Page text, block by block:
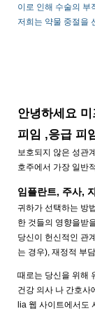
이로 인해 수술의 부
저희는 약물 중절을
안녕하세요
피임 ,응급 피
보호되지 않은 성관
호주에서 가장 일반
임플란트, 주사,
귀하가 선택하는 방
한 것들의 영향을받
당신이 헌신적인 관
는 경우), 재정적 부
때로는 당신을 위해
건강 의사 나 간호사
lia 웹 사이트에서도